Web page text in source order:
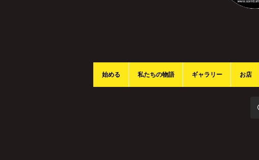
始める 私たちの物語 ギャラリー お店